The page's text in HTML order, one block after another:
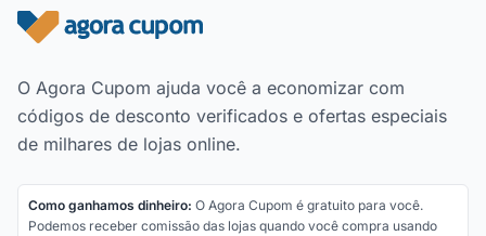
Rodapé do site
O Agora Cupom ajuda você a economizar com
códigos de desconto verificados e ofertas especiais
de milhares de lojas online.
Como ganhamos dinheiro: O Agora Cupom é gratuito para você.
Podemos receber comissão das lojas quando você compra usando